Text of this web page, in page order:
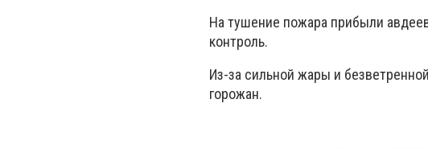
На тушение пожара прибыли
контроль.
Из-за сильной жары и
горожан.